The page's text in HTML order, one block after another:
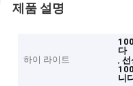
제품 설명
하이 라이트
다
,선
니